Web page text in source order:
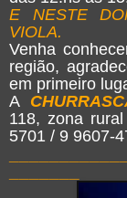
E NESTE
VIOLA.
Venha
região,
em primeiro
A
118, zona
5701 / 9 9607-